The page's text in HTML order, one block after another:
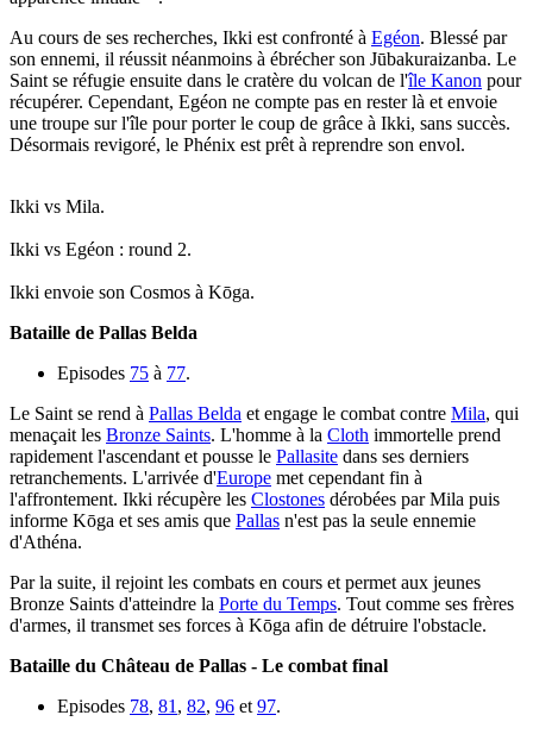
Au cours de ses recherches, Ikki est confronté à Egéon. Blessé par
son ennemi, il réussit néanmoins à ébrécher son Jūbakuraizanba. Le
Saint se réfugie ensuite dans le cratère du volcan de l'île Kanon pour
récupérer. Cependant, Egéon ne compte pas en rester là et envoie
une troupe sur l'île pour porter le coup de grâce à Ikki, sans succès.
Désormais revigoré, le Phénix est prêt à reprendre son envol.
Ikki vs Mila.
Ikki vs Egéon : round 2.
Ikki envoie son Cosmos à Kōga.
Bataille de Pallas Belda
Episodes 75 à 77.
Le Saint se rend à Pallas Belda et engage le combat contre Mila, qui
menaçait les Bronze Saints. L'homme à la Cloth immortelle prend
rapidement l'ascendant et pousse le Pallasite dans ses derniers
retranchements. L'arrivée d'Europe met cependant fin à
l'affrontement. Ikki récupère les Clostones dérobées par Mila puis
informe Kōga et ses amis que Pallas n'est pas la seule ennemie
d'Athéna.
Par la suite, il rejoint les combats en cours et permet aux jeunes
Bronze Saints d'atteindre la Porte du Temps. Tout comme ses frères
d'armes, il transmet ses forces à Kōga afin de détruire l'obstacle.
Bataille du Château de Pallas - Le combat final
Episodes 78, 81 , 82, 96 et 97.